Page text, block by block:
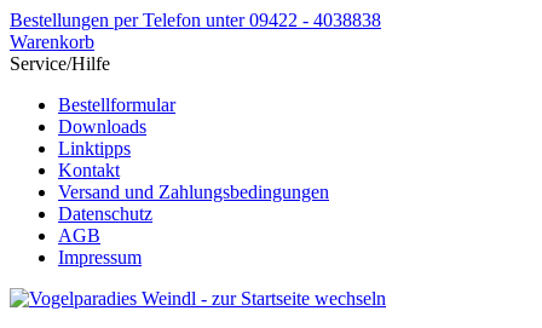
Bestellungen per Telefon unter 09422 - 4038838
Warenkorb
Service/Hilfe
Bestellformular
Downloads
Linktipps
Kontakt
Versand und Zahlungsbedingungen
Datenschutz
AGB
Impressum